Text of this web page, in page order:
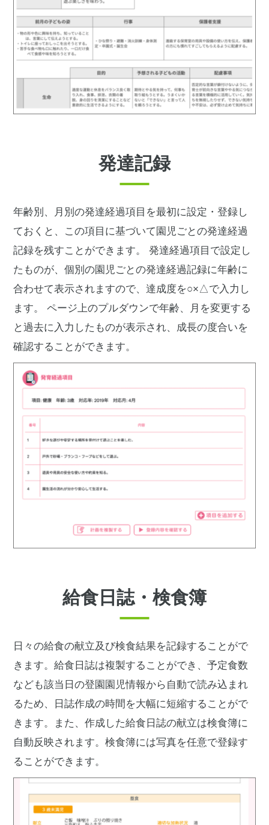
発達記録
年齢別、月別の発達経過項目を最初に設定・登録し
ておくと、この項目に基づいて園児ごとの発達経過
記録を残すことができます。
発達経過項目で設定し
たものが、個別の園児ごとの発達経過記録に年齢に
合わせて表示されますので、達成度を○×△で入力し
ます。
ページ上のプルダウンで年齢、月を変更する
と過去に入力したものが表示され、成長の度合いを
確認することができます。
給食日誌・検食簿
日々の給食の献立及び検食結果を記録することがで
きます。給食日誌は複製することができ、予定食数
なども該当日の登園園児情報から自動で読み込まれ
るため、日誌作成の時間を大幅に短縮することがで
きます。また、作成した給食日誌の献立は検食簿に
自動反映されます。検食簿には写真を任意で登録す
ることができます。